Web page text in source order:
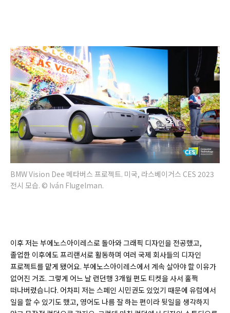
BMW Vision Dee 메타버스 프로젝트. 미국, 라스베이거스 CES 2023
전시 모습. © Iván Flugelman.
이후 저는 부에노스아이레스로 돌아와 그래픽 디자인을 전공했고,
졸업한 이후에도 프리랜서로 활동하며 여러 국제 회사들의 디자인
프로젝트를 맡게 됐어요. 부에노스아이레스에서 계속 살아야 할 이유가
없어진 거죠. 그렇게 어느 날 런던행 3개월 편도 티켓을 사서 훌쩍
떠나버렸습니다. 어차피 저는 스페인 시민권도 있었기 때문에 유럽에서
일을 할 수 있기도 했고, 영어도 나름 잘 하는 편이라 뒷일을 생각하지